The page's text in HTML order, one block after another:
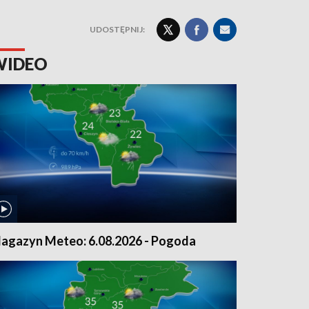
UDOSTĘPNIJ:
Meteo: 6.08.2026 - Pogoda